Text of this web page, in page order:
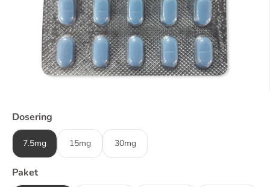
Dosering
7.5mg 15mg 30mg
Paket